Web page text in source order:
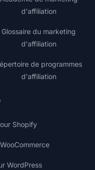
d'affiliation
Glossaire du marketing
d'affiliation
de programmes
d'affiliation
Shopify
WordPress